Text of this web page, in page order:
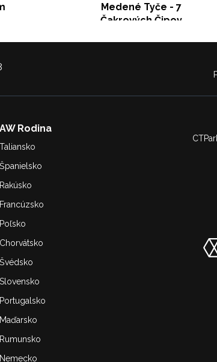
Medené Tyče - 7
Čakrových Čipov
AW Rodina
Taliansko
Španielsko
Rakúsko
Francúzsko
Poľsko
Chorvátsko
Švédsko
Slovensko
Portugalsko
Maďarsko
Rumunsko
Nemecko